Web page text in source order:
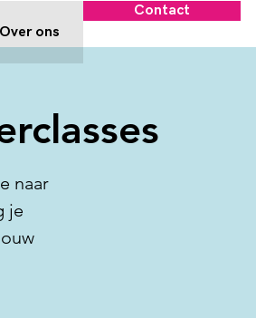
Over ons
Contact
naar
je